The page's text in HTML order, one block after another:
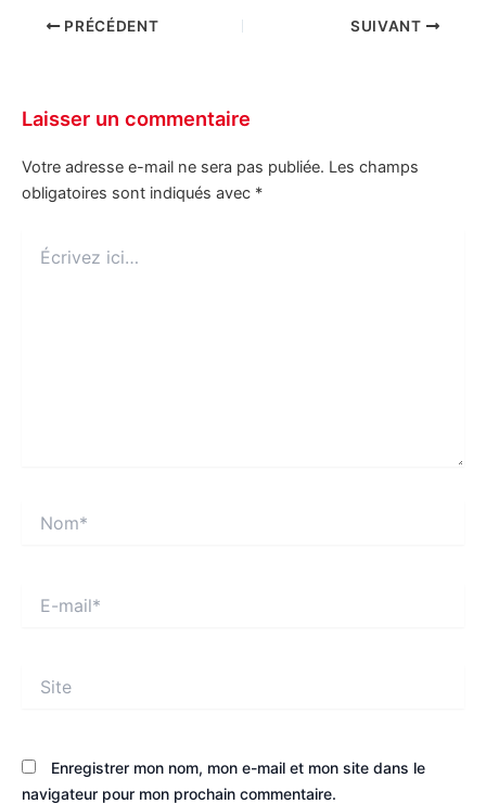
PRÉCÉDENT SUIVANT
Laisser un commentaire
Votre adresse e-mail ne sera pas publiée. Les champs
obligatoires sont indiqués avec *
ici…
mail*
Enregistrer mon nom, mon e-mail et mon site dans le
navigateur pour mon prochain commentaire.